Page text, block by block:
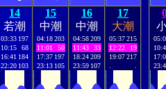
14
若潮
03:33 197
10:15
68
16:41 184
22:20 103
15
中潮
04:18203
11:01
50
17:37 197
23:13 105
16
中潮
04:58209
11:43
33
18:24209
23:59 107
17
大潮
05:37215
12:22
19
19:07217